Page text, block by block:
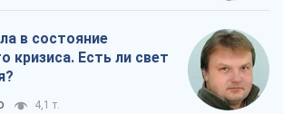
в состояние
кризиса. Есть ли свет
4,1 т.